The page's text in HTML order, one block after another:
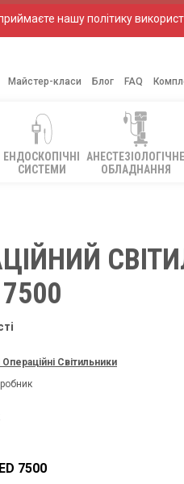
нашу політику
Майстер-класи Блог FAQ
ЕНДОСКОПІЧНІ
СИСТЕМИ
АНЕСТЕЗІОЛОГІЧНЕ
ОБЛАДНАННЯ
7500
Світильники
7500